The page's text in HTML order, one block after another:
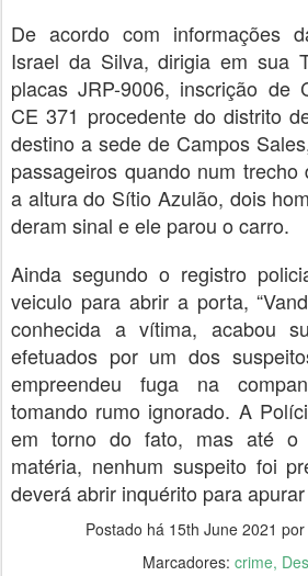
De acordo com informações
Israel da Silva, dirigia em sua
placas JRP-9006, inscrição de
CE 371 procedente do distrito
destino a sede de Campos
passageiros quando num trecho
a altura do Sítio Azulão, dois
deram sinal e ele parou o carro.
Ainda segundo o registro
veiculo para abrir a porta,
conhecida a vítima, acabou
efetuados por um dos
empreendeu fuga na
tomando rumo ignorado. A
em torno do fato, mas até o
matéria, nenhum suspeito foi
deverá abrir inquérito para
Postado há 15th June 2021 por
Marcadores: crime